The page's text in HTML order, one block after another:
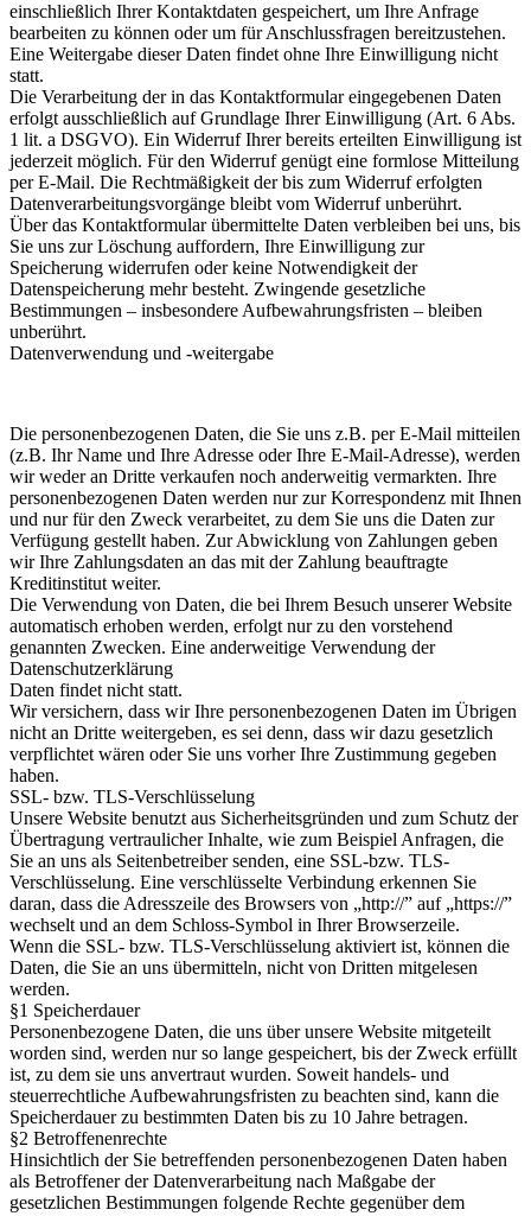
einschließlich Ihrer Kontaktdaten gespeichert, um Ihre Anfrage
bearbeiten zu können oder um für Anschlussfragen bereitzustehen.
Eine Weitergabe dieser Daten findet ohne Ihre Einwilligung nicht
statt.
Die Verarbeitung der in das Kontaktformular eingegebenen Daten
erfolgt ausschließlich auf Grundlage Ihrer Einwilligung (Art. 6 Abs.
1 lit. a DSGVO). Ein Widerruf Ihrer bereits erteilten Einwilligung ist
jederzeit möglich. Für den Widerruf genügt eine formlose Mitteilung
per E-Mail. Die Rechtmäßigkeit der bis zum Widerruf erfolgten
Datenverarbeitungsvorgänge bleibt vom Widerruf unberührt.
Über das Kontaktformular übermittelte Daten verbleiben bei uns, bis
Sie uns zur Löschung auffordern, Ihre Einwilligung zur
Speicherung widerrufen oder keine Notwendigkeit der
Datenspeicherung mehr besteht. Zwingende gesetzliche
Bestimmungen – insbesondere Aufbewahrungsfristen – bleiben
unberührt.
Datenverwendung und -weitergabe
Die personenbezogenen Daten, die Sie uns z.B. per E-Mail mitteilen
(z.B. Ihr Name und Ihre Adresse oder Ihre E-Mail-Adresse), werden
wir weder an Dritte verkaufen noch anderweitig vermarkten. Ihre
personenbezogenen Daten werden nur zur Korrespondenz mit Ihnen
und nur für den Zweck verarbeitet, zu dem Sie uns die Daten zur
Verfügung gestellt haben. Zur Abwicklung von Zahlungen geben
wir Ihre Zahlungsdaten an das mit der Zahlung beauftragte
Kreditinstitut weiter.
Die Verwendung von Daten, die bei Ihrem Besuch unserer Website
automatisch erhoben werden, erfolgt nur zu den vorstehend
genannten Zwecken. Eine anderweitige Verwendung der
Datenschutzerklärung
Daten findet nicht statt.
Wir versichern, dass wir Ihre personenbezogenen Daten im Übrigen
nicht an Dritte weitergeben, es sei denn, dass wir dazu gesetzlich
verpflichtet wären oder Sie uns vorher Ihre Zustimmung gegeben
haben.
SSL- bzw. TLS-Verschlüsselung
Unsere Website benutzt aus Sicherheitsgründen und zum Schutz der
Übertragung vertraulicher Inhalte, wie zum Beispiel Anfragen, die
Sie an uns als Seitenbetreiber senden, eine SSL-bzw. TLS-
Verschlüsselung. Eine verschlüsselte Verbindung erkennen Sie
daran, dass die Adresszeile des Browsers von „http://” auf „https://”
wechselt und an dem Schloss-Symbol in Ihrer Browserzeile.
Wenn die SSL- bzw. TLS-Verschlüsselung aktiviert ist, können die
Daten, die Sie an uns übermitteln, nicht von Dritten mitgelesen
werden.
§1 Speicherdauer
Personenbezogene Daten, die uns über unsere Website mitgeteilt
worden sind, werden nur so lange gespeichert, bis der Zweck erfüllt
ist, zu dem sie uns anvertraut wurden. Soweit handels- und
steuerrechtliche Aufbewahrungsfristen zu beachten sind, kann die
Speicherdauer zu bestimmten Daten bis zu 10 Jahre betragen.
§2 Betroffenenrechte
Hinsichtlich der Sie betreffenden personenbezogenen Daten haben
als Betroffener der Datenverarbeitung nach Maßgabe der
gesetzlichen Bestimmungen folgende Rechte gegenüber dem